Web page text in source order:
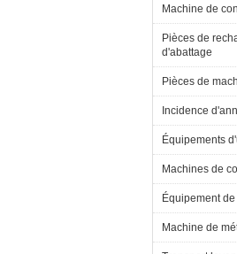
Machine de
Pièces de
d'abattage
Pièces de
Incidence
Équipements
Machines de
Équipement
Machine de